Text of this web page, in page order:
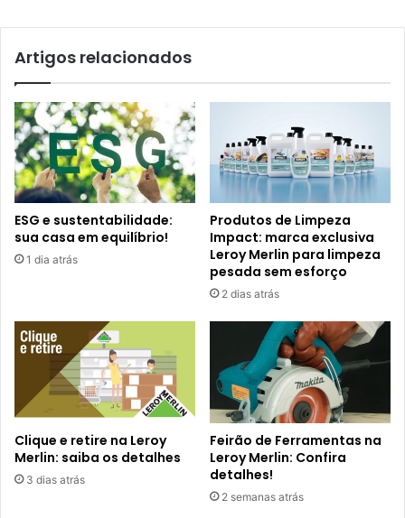
Artigos relacionados
ESG e sustentabilidade:
sua casa em equilíbrio!
1 dia atrás
Produtos de Limpeza
Impact: marca exclusiva
Leroy Merlin para limpeza
pesada sem esforço
2 dias atrás
Clique e retire na Leroy
Merlin: saiba os detalhes
3 dias atrás
Feirão de Ferramentas na
Leroy Merlin: Confira
detalhes!
2 semanas atrás